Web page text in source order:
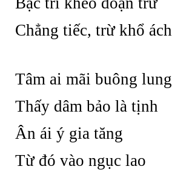
Chẳng tiếc, trừ khổ ách
Tâm ai mãi buông lung
Thấy dâm bảo là tịnh
Ân ái ý gia tăng
Từ đó vào ngục lao